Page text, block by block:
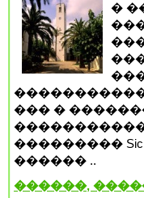
�
��� �
��������� Sic
������ ..
������,